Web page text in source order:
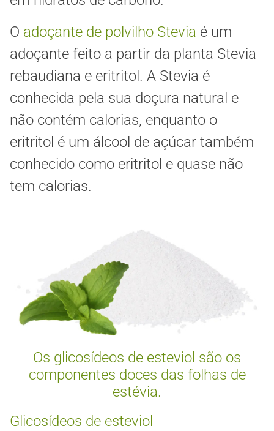
O adoçante de polvilho Stevia é um
adoçante feito a partir da planta Stevia
rebaudiana e eritritol. A Stevia é
conhecida pela sua doçura natural e
não contém calorias, enquanto o
eritritol é um álcool de açúcar também
conhecido como eritritol e quase não
tem calorias.
Os glicosídeos de esteviol são os
componentes doces das folhas de
estévia.
Glicosídeos de esteviol